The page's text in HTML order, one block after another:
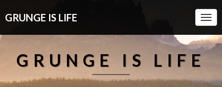
GRUNGE IS LIFE
GRUNGE IS LIFE